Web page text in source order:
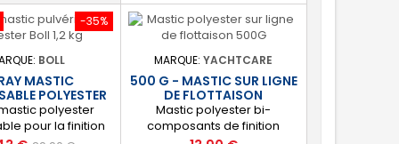
pour remplir les petites
rayures, trous, aspérités,
jusqu'à 1 mm.
-35%
BOLL
MASTIC
POLYESTER
KG BOLLpolyester
pour la finition
MARQUE:YACHTCARE
500 G - MASTIC SUR LIGNE
DE FLOTTAISON
Mastic polyester bi-
composants de finition